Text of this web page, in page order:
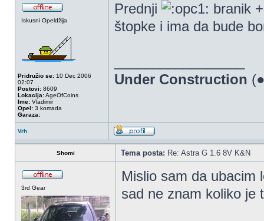
Iskusni Opeldžija
Pridružio se: 10 Dec 2006
02:07
Postovi: 8609
Lokacija:AgeOfCoins
Ime: Vladimir
Opel: 3 komada
Garaza:
Prednji
branik
štopke i ima da bude
Under Construction
Vrh
Shomi Tema posta: Re: Astra G 1.6 8V K&N
3rd Gear
Mislio sam da ubacim
sad ne znam koliko je